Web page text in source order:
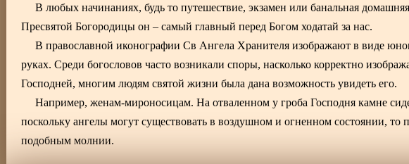
В любых начинаниях, будь то путешествие, экзамен или банальная
Пресвятой Богородицы он – самый главный перед Богом ходатай за нас.
В православной иконографии Св Ангела Хранителя изображают в виде
руках. Среди богословов часто возникали споры, насколько корректно
Господней, многим людям святой жизни была дана возможность увидеть его.
Например, женам-мироносицам. На отваленном у гроба Господня камне
поскольку ангелы могут существовать в воздушном и огненном состоянии,
подобным молнии.